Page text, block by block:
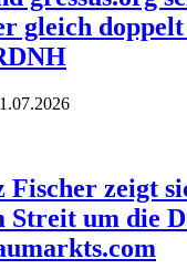
gleich
zeigt
um die